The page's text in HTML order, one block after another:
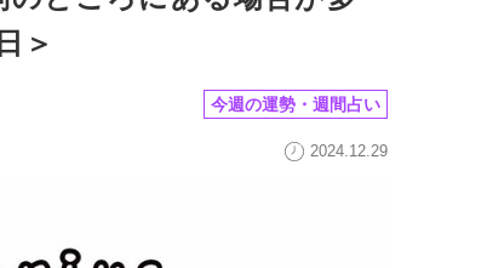
＞
今週の運勢・週間占い
2024.12.29